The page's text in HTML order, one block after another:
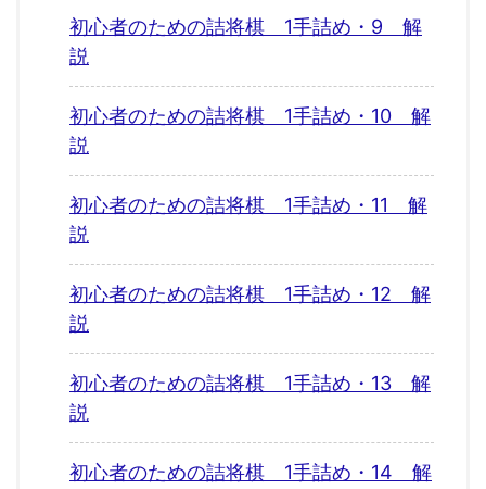
初心者のための詰将棋 1手詰め・9 解
説
初心者のための詰将棋 1手詰め・10 解
説
初心者のための詰将棋 1手詰め・11 解
説
初心者のための詰将棋 1手詰め・12 解
説
初心者のための詰将棋 1手詰め・13 解
説
初心者のための詰将棋 1手詰め・14 解